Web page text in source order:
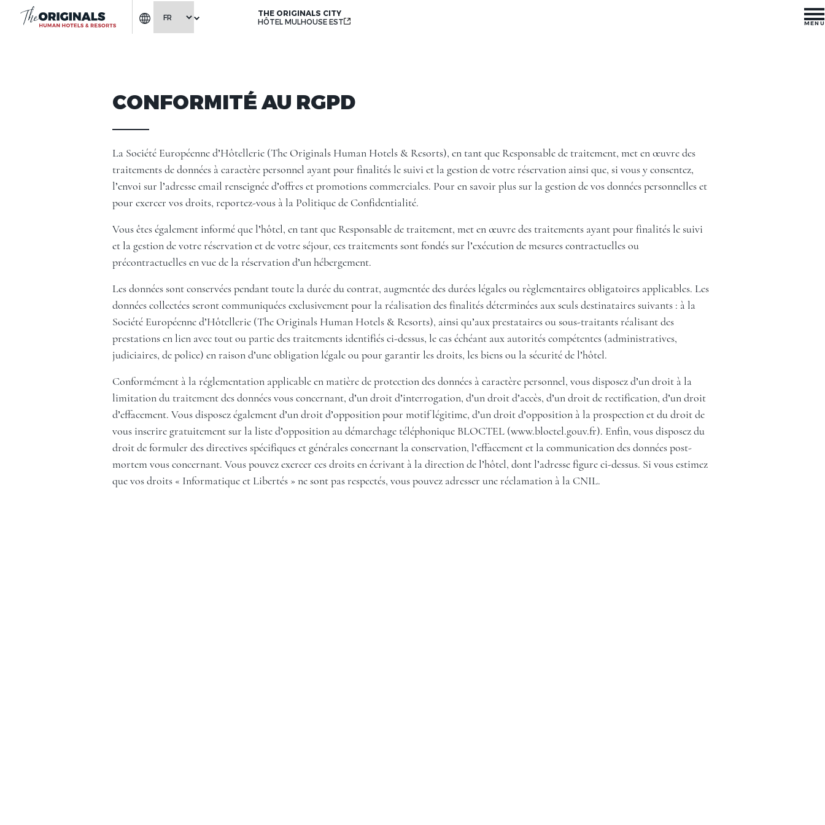
THE ORIGINALS CITY
HÔTEL MULHOUSE EST
MENU
CONFORMITÉ AU RGPD
La Société Européenne d’Hôtellerie (The Originals Human Hotels & Resorts), en tant que Responsable de traitement, met en œuvre des
traitements de données à caractère personnel ayant pour finalités le suivi et la gestion de votre réservation ainsi que, si vous y consentez,
l’envoi sur l’adresse email renseignée d’offres et promotions commerciales. Pour en savoir plus sur la gestion de vos données personnelles et
pour exercer vos droits, reportez-vous à la Politique de Confidentialité.
Vous êtes également informé que l’hôtel, en tant que Responsable de traitement, met en œuvre des traitements ayant pour finalités le suivi
et la gestion de votre réservation et de votre séjour, ces traitements sont fondés sur l’exécution de mesures contractuelles ou
précontractuelles en vue de la réservation d’un hébergement.
Les données sont conservées pendant toute la durée du contrat, augmentée des durées légales ou règlementaires obligatoires applicables. Les
données collectées seront communiquées exclusivement pour la réalisation des finalités déterminées aux seuls destinataires suivants : à la
Société Européenne d’Hôtellerie (The Originals Human Hotels & Resorts), ainsi qu’aux prestataires ou sous-traitants réalisant des
prestations en lien avec tout ou partie des traitements identifiés ci-dessus, le cas échéant aux autorités compétentes (administratives,
judiciaires, de police) en raison d’une obligation légale ou pour garantir les droits, les biens ou la sécurité de l’hôtel.
Conformément à la réglementation applicable en matière de protection des données à caractère personnel, vous disposez d’un droit à la
limitation du traitement des données vous concernant, d’un droit d’interrogation, d’un droit d’accès, d’un droit de rectification, d’un droit
d’effacement. Vous disposez également d’un droit d’opposition pour motif légitime, d’un droit d’opposition à la prospection et du droit de
vous inscrire gratuitement sur la liste d’opposition au démarchage téléphonique BLOCTEL (www.bloctel.gouv.fr). Enfin, vous disposez du
droit de formuler des directives spécifiques et générales concernant la conservation, l’effacement et la communication des données post-
mortem vous concernant. Vous pouvez exercer ces droits en écrivant à la direction de l’hôtel, dont l’adresse figure ci-dessus. Si vous estimez
que vos droits « Informatique et Libertés » ne sont pas respectés, vous pouvez adresser une réclamation à la CNIL.